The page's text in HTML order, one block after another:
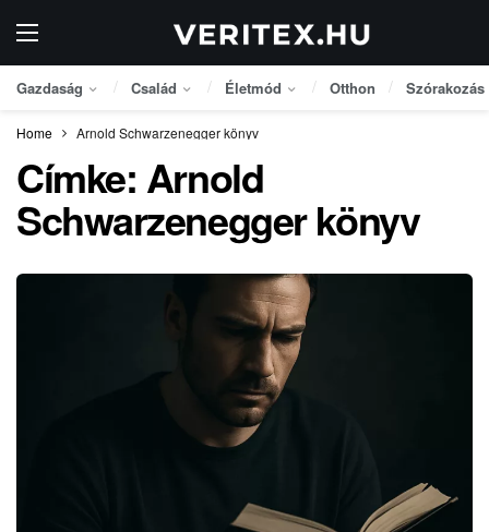
Gazdaság Család Életmód Otthon Szórakozás
Home Arnold Schwarzenegger könyv
Címke: Arnold
Schwarzenegger könyv